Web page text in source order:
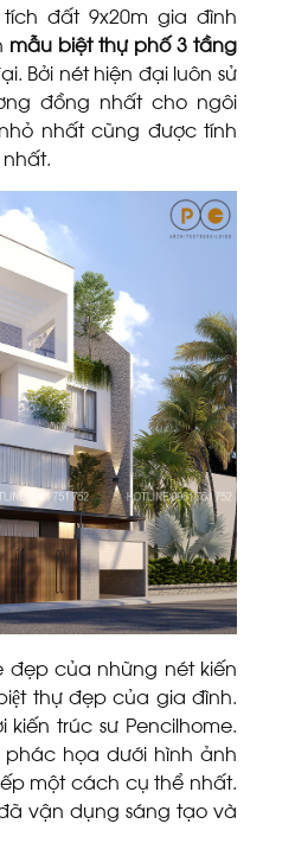
đất 9x20m gia đình
mẫu biệt thự phố 3 tầng
Bởi nét hiện đại luôn sử
đồng nhất cho ngôi
nhất cũng được tính
đẹp của những nét kiến
thự đẹp của gia đình.
trúc sư Pencilhome.
họa dưới hình ảnh
một cách cụ thể nhất.
vận dụng sáng tạo và